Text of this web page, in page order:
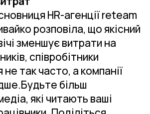
HR-агенції reteam
розповіла, що якісний
зменшує витрати на
співробітники
не так часто, а компанії
більш
які читають ваші